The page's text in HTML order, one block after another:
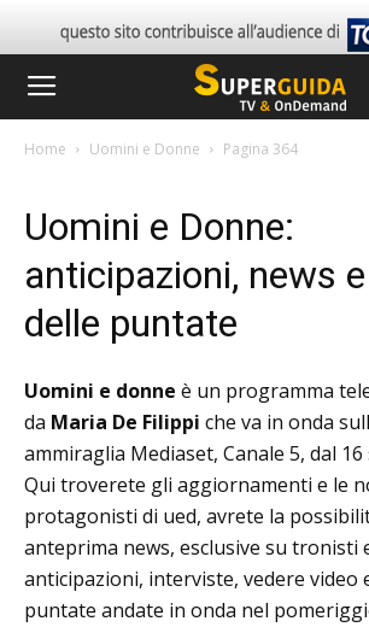
Home Uomini e Donne Pagina 364
Uomini e Donne:
anticipazioni, news
delle puntate
Uomini e donne è un programma
da Maria De Filippi che va in onda
ammiraglia Mediaset, Canale 5, dal
Qui troverete gli aggiornamenti e le
protagonisti di ued, avrete la
anteprima news, esclusive su tronisti
anticipazioni, interviste, vedere video
puntate andate in onda nel